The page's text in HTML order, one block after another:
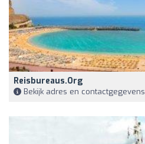
Reisbureaus.org
Bekijk adres en contactgegevens